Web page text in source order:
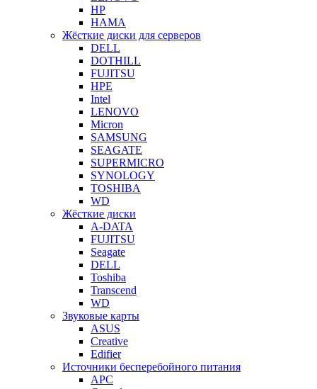
HP
HAMA
Жёсткие диски для серверов
DELL
DOTHILL
FUJITSU
HPE
Intel
LENOVO
Micron
SAMSUNG
SEAGATE
SUPERMICRO
SYNOLOGY
TOSHIBA
WD
Жёсткие диски
A-DATA
FUJITSU
Seagate
DELL
Toshiba
Transcend
WD
Звуковые карты
ASUS
Creative
Edifier
Источники бесперебойного питания
APC